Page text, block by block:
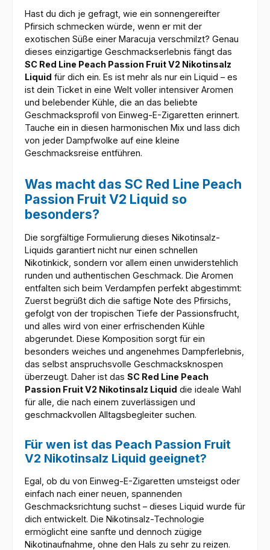
Hast du dich je gefragt, wie ein sonnengereifter
Pfirsich schmecken würde, wenn er mit der
exotischen Süße einer Maracuja verschmilzt? Genau
dieses einzigartige Geschmackserlebnis fängt das
SC Red Line Peach Passion Fruit V2 Nikotinsalz
Liquid für dich ein. Es ist mehr als nur ein Liquid – es
ist dein Ticket in eine Welt voller intensiver Aromen
und belebender Kühle, die an das beliebte
Geschmacksprofil von Einweg-E-Zigaretten erinnert.
Tauche ein in diesen harmonischen Mix und lass dich
von jeder Dampfwolke auf eine kleine
Geschmacksreise entführen.
Was macht das SC Red Line Peach
Passion Fruit V2 Liquid so
besonders?
Die sorgfältige Formulierung dieses Nikotinsalz-
Liquids garantiert nicht nur einen schnellen
Nikotinkick, sondern vor allem einen unwiderstehlich
runden und authentischen Geschmack. Die Aromen
entfalten sich beim Verdampfen perfekt abgestimmt:
Zuerst begrüßt dich die saftige Note des Pfirsichs,
gefolgt von der tropischen Tiefe der Passionsfrucht,
und alles wird von einer erfrischenden Kühle
abgerundet. Diese Komposition sorgt für ein
besonders weiches und angenehmes Dampferlebnis,
das selbst anspruchsvolle Geschmacksknospen
überzeugt. Daher ist das SC Red Line Peach
Passion Fruit V2 Nikotinsalz Liquid die ideale Wahl
für alle, die nach einem zuverlässigen und
geschmackvollen Alltagsbegleiter suchen.
Für wen ist das Peach Passion Fruit
V2 Nikotinsalz Liquid geeignet?
Egal, ob du von Einweg-E-Zigaretten umsteigst oder
einfach nach einer neuen, spannenden
Geschmacksrichtung suchst – dieses Liquid wurde für
dich entwickelt. Die Nikotinsalz-Technologie
ermöglicht eine sanfte und dennoch zügige
Nikotinaufnahme, ohne den Hals zu sehr zu reizen.